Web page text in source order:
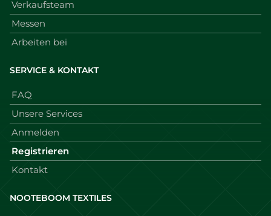
Verkaufsteam
Messen
Arbeiten bei
SERVICE & KONTAKT
FAQ
Unsere Services
Anmelden
Registrieren
Kontakt
NOOTEBOOM TEXTILES